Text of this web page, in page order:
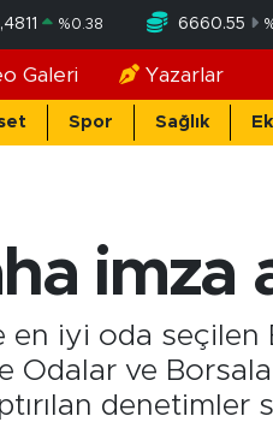
%0.38 6660.55
Galeri Yazarlar
Spor Sağlık
imza
iyi oda seçilen
Odalar ve
denetimler